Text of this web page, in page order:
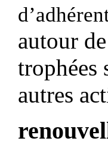
autour
trophées
autres